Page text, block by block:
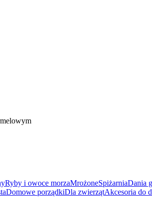
Ryby i owoce morzaMrożoneSpiżarniaDania
Domowe porządkiDla zwierzątAkcesoria do